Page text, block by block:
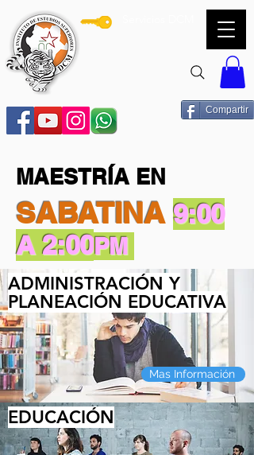
Compartir
MAESTRÍA EN
SABATINA 9:00
A 2:00PM
ADMINISTRACIÓN Y
PLANEACIÓN EDUCATIVA
Mas Información
EDUCACIÓN